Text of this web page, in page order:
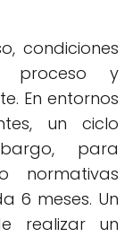
condiciones
proceso y
En entornos
un ciclo
para
normativas
6 meses. Un
realizar un